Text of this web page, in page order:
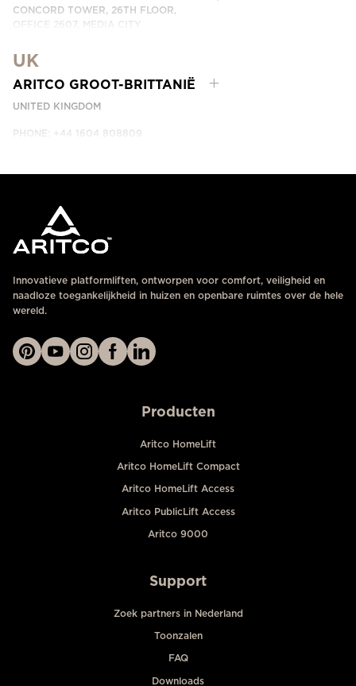
CONCORD TOWER, 26TH FLOOR,
OFFICE 2607, MEDIA CITY
NEEM CONTACT MET ONS OP
UK
ARITCO GROOT-BRITTANIË
UNITED KINGDOM
PHONE: +44 1604 808809
Innovatieve platformliften, ontworpen voor comfort, veiligheid en
naadloze toegankelijkheid in huizen en openbare ruimtes over de hele
wereld.
Producten
Aritco HomeLift
Aritco HomeLift Compact
Aritco HomeLift Access
Aritco PublicLift Access
Aritco 9000
Support
Zoek partners in Nederland
Toonzalen
FAQ
Downloads